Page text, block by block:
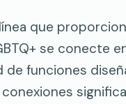
que
se conecte
de funciones